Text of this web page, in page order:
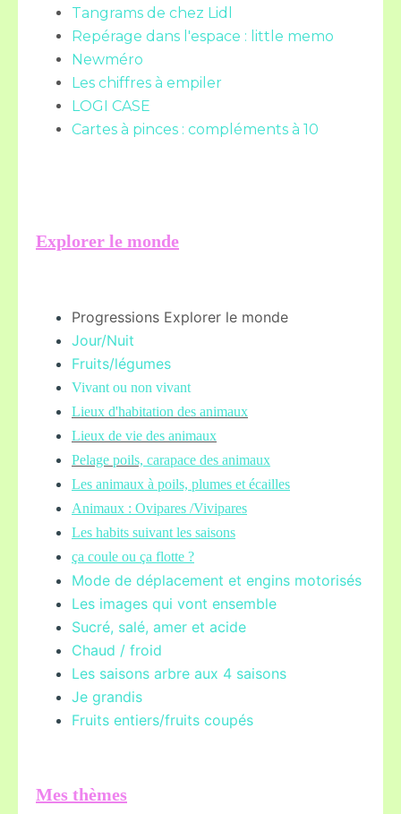
Tangrams de chez Lidl
Repérage dans l'espace : little memo
Newméro
Les chiffres à empiler
LOGI CASE
Cartes à pinces : compléments à 10
Explorer le monde
Progressions Explorer le monde
Jour/Nuit
Fruits/légumes
Vivant ou non vivant
Lieux d'habitation des animaux
Lieux de vie des animaux
Pelage poils, carapace des animaux
Les animaux à poils, plumes et écailles
Animaux : Ovipares /Vivipares
Les habits suivant les saisons
ça coule ou ça flotte ?
Mode de déplacement et engins motorisés
Les images qui vont ensemble
Sucré, salé, amer et acide
Chaud / froid
Les saisons arbre aux 4 saisons
Je grandis
Fruits entiers/fruits coupés
Mes thèmes